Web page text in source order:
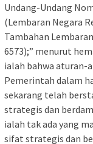
Undang-Undang
(Lembaran Negara
Tambahan
6573);” menurut
ialah bahwa aturan-
Pemerintah dalam
sekarang telah
strategis dan
ialah tak ada yang
sifat strategis dan